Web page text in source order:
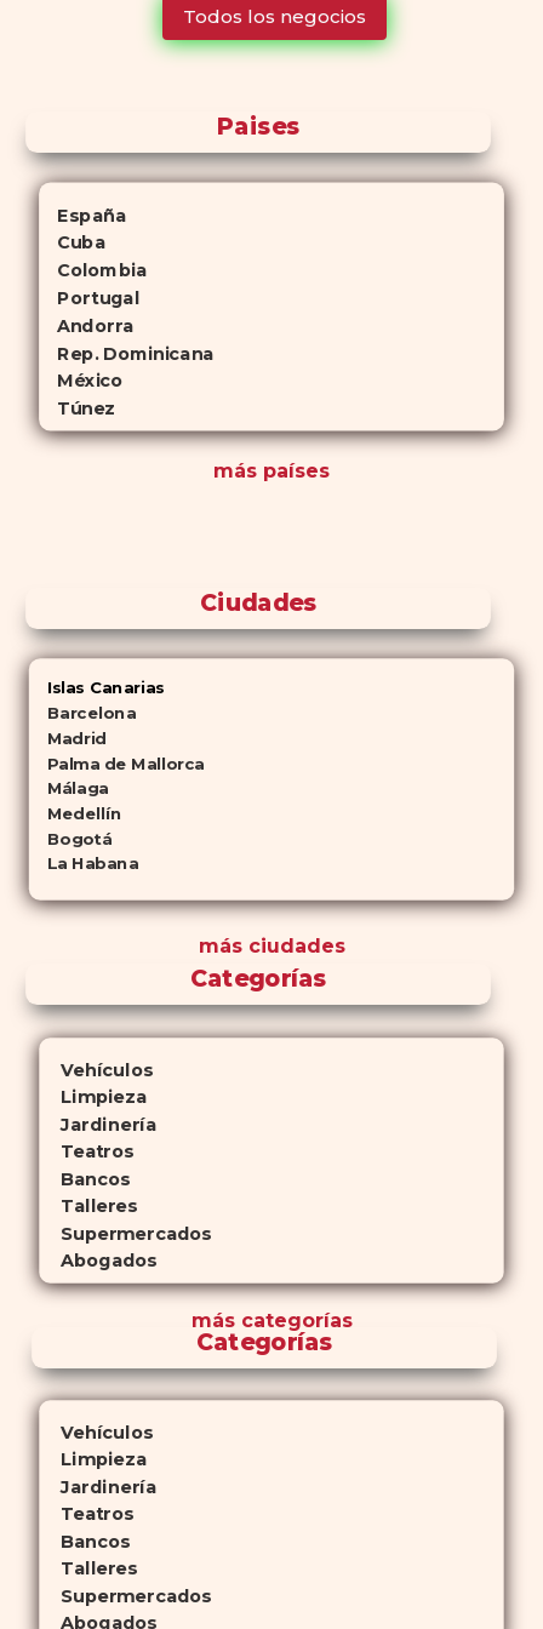
para quienes no desean planificar sus actividades románticas con
Todos los negocios
Paises
España
Cuba
Colombia
Portugal
Andorra
Rep. Dominicana
México
Túnez
más países
Ciudades
Islas Canarias
Barcelona
Madrid
Palma de Mallorca
Málaga
Medellín
Bogotá
La Habana
más ciudades
Categorías
Vehículos
Limpieza
Jardinería
Teatros
Bancos
Talleres
Supermercados
Abogados
máscategorías
Categorías
Vehículos
Limpieza
Jardinería
Teatros
Bancos
Talleres
Supermercados
Abogados